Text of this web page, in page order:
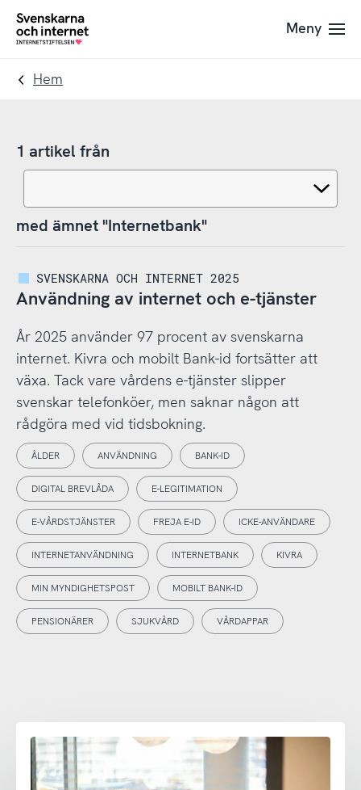
Till
navigation
Till
innehåll
To
Meny
Hem
1 artikel från
med ämnet "Internetbank"
SVENSKARNA OCH INTERNET 2025
Användning av internet och e-tjänster
År 2025 använder 97 procent av svenskarna
internet. Kivra och mobilt Bank-id fortsätter att
växa. Tack vare vårdens e-tjänster slipper
svenskar telefonköer, men saknar någon att
rådgöra med vid tidsbokning.
ÅLDER ANVÄNDNING BANK-ID
DIGITAL BREVLÅDA E-LEGITIMATION
E-VÅRDSTJÄNSTER FREJA E-ID ICKE-ANVÄNDARE
INTERNETANVÄNDNING INTERNETBANK KIVRA
MIN MYNDIGHETSPOST MOBILT BANK-ID
PENSIONÄRER SJUKVÅRD VÅRDAPPAR